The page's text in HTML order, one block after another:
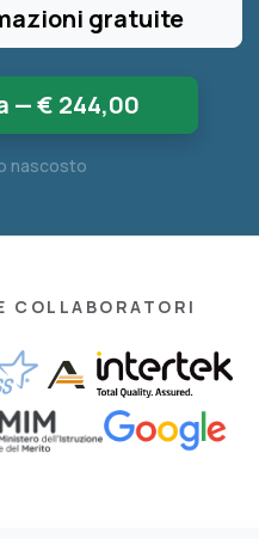
gratuite
— € 244,00
nascosto
COLLABORATORI